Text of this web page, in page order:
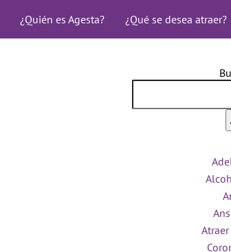
¿Quién es Agesta? ¿Qué se desea atraer?